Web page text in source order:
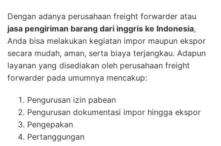
Dengan adanya perusahaan freight forwarder atau
jasa pengiriman barang dari inggris ke Indonesia,
Anda bisa melakukan kegiatan impor maupun ekspor
secara mudah, aman, serta biaya terjangkau. Adapun
layanan yang disediakan oleh perusahaan freight
forwarder pada umumnya mencakup:
Pengurusan izin pabean
Pengurusan dokumentasi impor hingga ekspor
Pengepakan
Pertanggungan